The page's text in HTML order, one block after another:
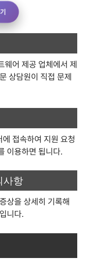
웨어 제공 업체에서 제
상담원이 직접 문제
접속하여 지원 요청
이용하면 됩니다.
사항
상을 상세히 기록해
니다.